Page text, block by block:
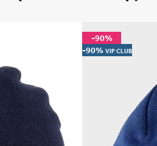
-90%
-90% VIP CLUB